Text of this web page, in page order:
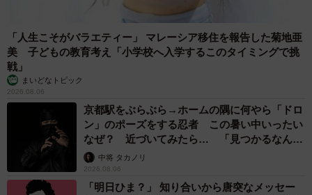
「人生こそがバラエティー」 マレーシア移住を報告した菊地亜
美 子どもの教育考え「小学校へ入学するこのタイミングで挑
戦」
まいどなトピック
2026.08.06
京都駅をぶらぶら→ホームの隅に何やら「ドロ
ン」のポーズをする忍者 この暑い中いったい
なぜ？ 近づいてみたら… 「見つかるなんて
未熟」中将 タカノリ
2026.08.06
「明日ひま？」 知り合いから唐突なメッセー